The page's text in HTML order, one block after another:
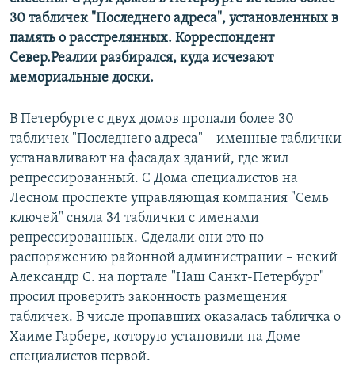
30 табличек "Последнего адреса", установленных в
память о расстрелянных. Корреспондент
Север.Реалии разбирался, куда исчезают
мемориальные доски.
В Петербурге с двух домов пропали более 30
табличек "Последнего адреса" – именные таблички
устанавливают на фасадах зданий, где жил
репрессированный. С Дома специалистов на
Лесном проспекте управляющая компания "Семь
ключей" сняла 34 таблички с именами
репрессированных. Сделали они это по
распоряжению районной администрации – некий
Александр С. на портале "Наш Санкт-Петербург"
просил проверить законность размещения
табличек. В числе пропавших оказалась табличка о
Хаиме Гарбере, которую установили на Доме
специалистов первой.